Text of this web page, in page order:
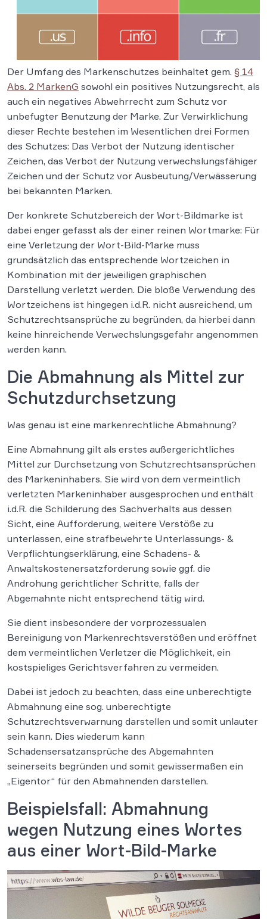
Der Umfang des Markenschutzes beinhaltet gem. § 14
Abs. 2 MarkenG sowohl ein positives Nutzungsrecht, als
auch ein negatives Abwehrrecht zum Schutz vor
unbefugter Benutzung der Marke. Zur Verwirklichung
dieser Rechte bestehen im Wesentlichen drei Formen
des Schutzes: Das Verbot der Nutzung identischer
Zeichen, das Verbot der Nutzung verwechslungsfähiger
Zeichen und der Schutz vor Ausbeutung/Verwässerung
bei bekannten Marken.
Der konkrete Schutzbereich der Wort-Bildmarke ist
dabei enger gefasst als der einer reinen Wortmarke: Für
eine Verletzung der Wort-Bild-Marke muss
grundsätzlich das entsprechende Wortzeichen in
Kombination mit der jeweiligen graphischen
Darstellung verletzt werden. Die bloße Verwendung des
Wortzeichens ist hingegen i.d.R. nicht ausreichend, um
Schutzrechtsansprüche zu begründen, da hierbei dann
keine hinreichende Verwechslungsgefahr angenommen
werden kann.
Die Abmahnung als Mittel zur
Schutzdurchsetzung
Was genau ist eine markenrechtliche Abmahnung?
Eine Abmahnung gilt als erstes außergerichtliches
Mittel zur Durchsetzung von Schutzrechtsansprüchen
des Markeninhabers. Sie wird von dem vermeintlich
verletzten Markeninhaber ausgesprochen und enthält
i.d.R. die Schilderung des Sachverhalts aus dessen
Sicht, eine Aufforderung, weitere Verstöße zu
unterlassen, eine strafbewehrte Unterlassungs- &
Verpflichtungserklärung, eine Schadens- &
Anwaltskostenersatzforderung sowie ggf. die
Androhung gerichtlicher Schritte, falls der
Abgemahnte nicht entsprechend tätig wird.
Sie dient insbesondere der vorprozessualen
Bereinigung von Markenrechtsverstößen und eröffnet
dem vermeintlichen Verletzer die Möglichkeit, ein
kostspieliges Gerichtsverfahren zu vermeiden.
Dabei ist jedoch zu beachten, dass eine unberechtigte
Abmahnung eine sog. unberechtigte
Schutzrechtsverwarnung darstellen und somit unlauter
sein kann. Dies wiederum kann
Schadensersatzansprüche des Abgemahnten
seinerseits begründen und somit gewissermaßen ein
„Eigentor“ für den Abmahnenden darstellen.
Beispielsfall: Abmahnung
wegen Nutzung eines Wortes
aus einer Wort-Bild-Marke